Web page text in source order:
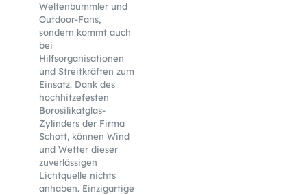
Weltenbummler und
Outdoor-Fans,
sondern kommt auch
bei
Hilfsorganisationen
und Streitkräften zum
Einsatz. Dank des
hochhitzefesten
Borosilikatglas-
Zylinders der Firma
Schott, können Wind
und Wetter dieser
zuverlässigen
Lichtquelle nichts
anhaben. Einzigartige